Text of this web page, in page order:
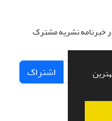
خبرنامه نشریه مشترک
اشتراک